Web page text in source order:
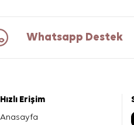
Whatsapp Destek
Hızlı Erişim
Anasayfa